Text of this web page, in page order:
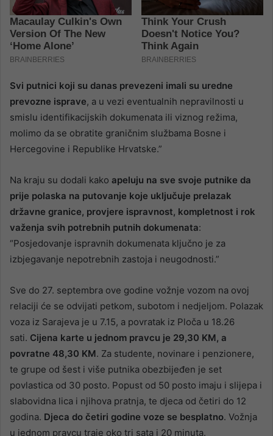
Svi putnici koji su danas prevezeni imali su uredne
prevozne isprave, a u vezi eventualnih nepravilnosti u
smislu identifikacijskih dokumenata ili viznog režima,
molimo da se obratite graničnim službama Bosne i
Hercegovine i Republike Hrvatske.”
Na kraju su dodali kako apeluju na sve svoje putnike da
prije polaska na putovanje koje uključuje prelazak
državne granice, provjere ispravnost, kompletnost i rok
važenja svih potrebnih putnih dokumenata:
“Posjedovanje ispravnih dokumenata ključno je za
izbjegavanje nepotrebnih zastoja i neugodnosti.”
Sve do 27. septembra ove godine vožnje vozom na ovoj
relaciji će se odvijati petkom, subotom i nedjeljom. Polazak
voza iz Sarajeva je u 7.15, a povratak iz Ploča u 18.26
sati. Cijena karte u jednom pravcu je 29,30 KM, a
povratne 48,30 KM. Za studente, novinare i penzionere,
te grupe od šest i više putnika obezbijeđen je set
povlastica od 30 posto. Popust od 50 posto imaju i slijepa i
slabovidna lica i njihova pratnja, te djeca od četiri do 12
godina. Djeca do četiri godine voze se besplatno. Vožnja
u jednom pravcu traje oko tri sata i 20 minuta.